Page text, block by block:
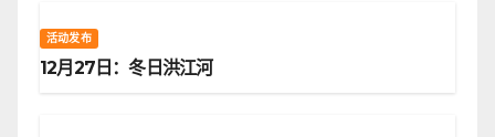
活动发布
12月27日：冬日洪江河